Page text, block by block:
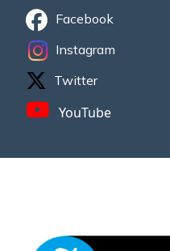
Facebook
Instagram
Twitter
YouTube